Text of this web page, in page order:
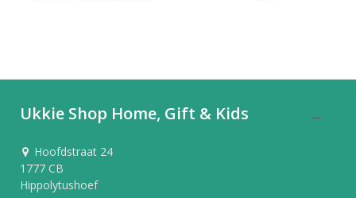
Ukkie Shop Home, Gift & Kids
Hoofdstraat 24
1777 CB
Hippolytushoef